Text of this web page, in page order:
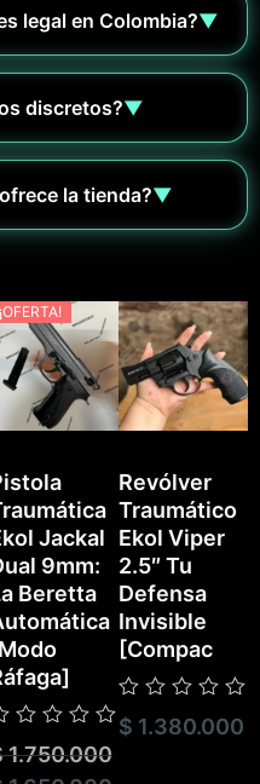
legal en Colombia?▼
discretos?▼
la tienda?▼
¡OFERTA!
Jackal
9mm:
Beretta
1.750.000
Revólver
Traumático
Ekol Viper
2.5″ Tu
Defensa
Invisible
[Compac
Valorado
con
$ 1.380.000